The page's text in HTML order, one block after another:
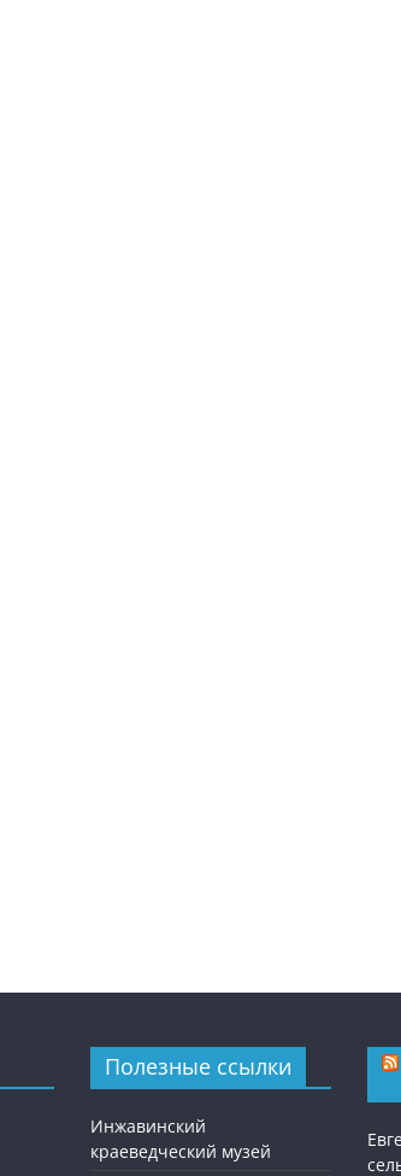
Полезные ссылки
Инжавинский
краеведческий музей